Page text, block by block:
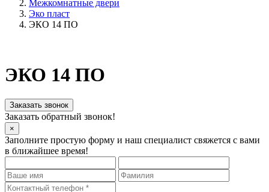
Межкомнатные двери
Эко пласт
ЭКО 14 ПО
ЭКО 14 ПО
Заказать звонок
Заказать обратный звонок!
×
Заполните простую форму и наш специалист свяжется с вами
в ближайшее время!